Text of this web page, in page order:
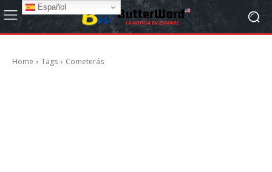
Home Tags Cometerás
Español